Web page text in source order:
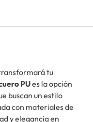
tu
PUes la opción
buscan un estilo
con materiales de
y elegancia en